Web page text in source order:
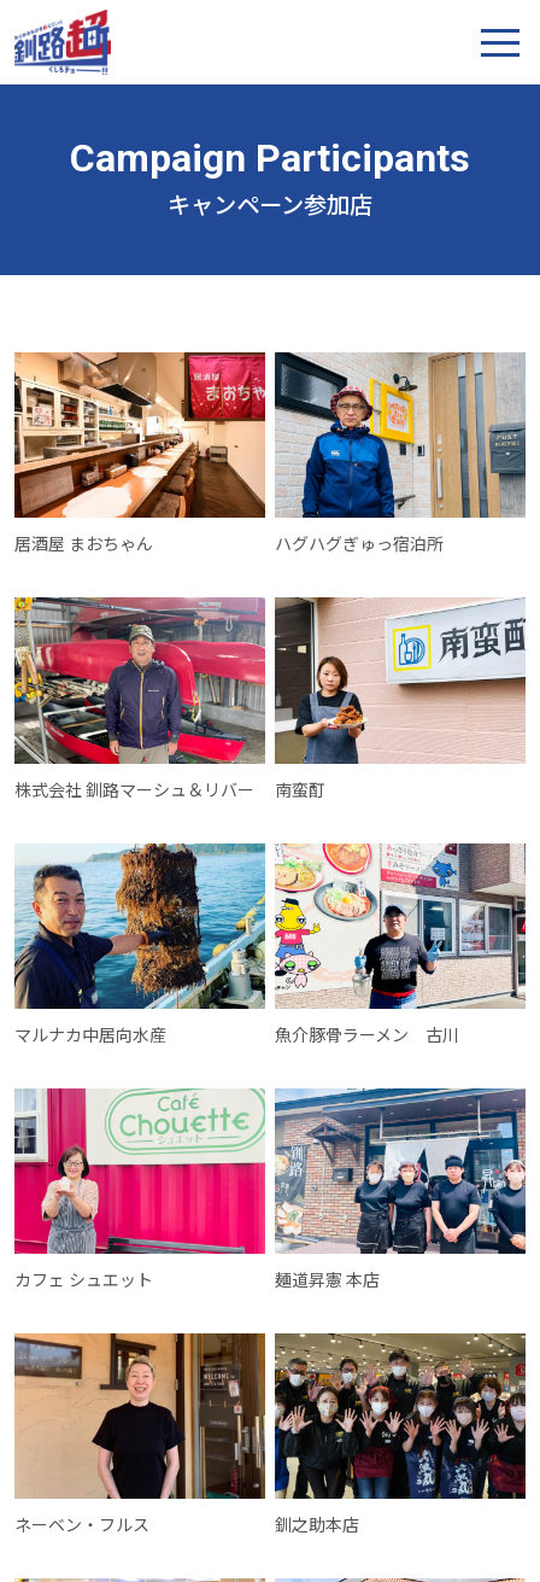
キャンペーン参加店
居酒屋 まおちゃん ハグハグぎゅっ宿泊所
株式会社 釧路マーシュ＆リバー 南蛮酊
マルナカ中居向水産 魚介豚骨ラーメン 古川
カフェ シュエット 麺道昇憲 本店
ネーベン・フルス 釧之助本店